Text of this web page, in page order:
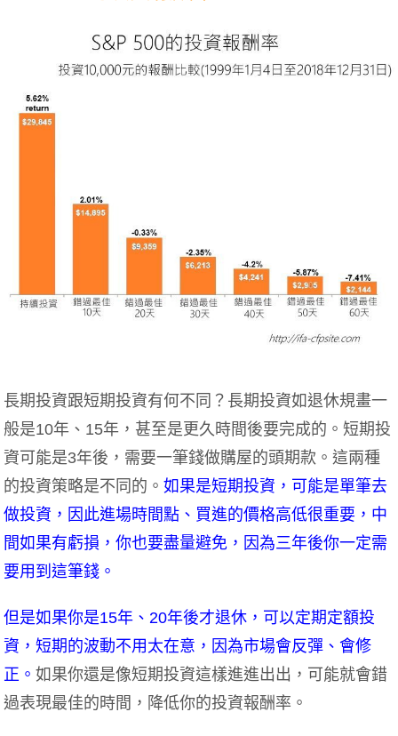
長期投資跟短期投資有何不同？長期投資如退休規畫一
般是10年、15年，甚至是更久時間後要完成的。短期投
資可能是3年後，需要一筆錢做購屋的頭期款。這兩種
的投資策略是不同的。如果是短期投資，可能是單筆去
做投資，因此進場時間點、買進的價格高低很重要，中
間如果有虧損，你也要盡量避免，因為三年後你一定需
要用到這筆錢。
但是如果你是15年、20年後才退休，可以定期定額投
資，短期的波動不用太在意，因為市場會反彈、會修
正。如果你還是像短期投資這樣進進出出，可能就會錯
過表現最佳的時間，降低你的投資報酬率。